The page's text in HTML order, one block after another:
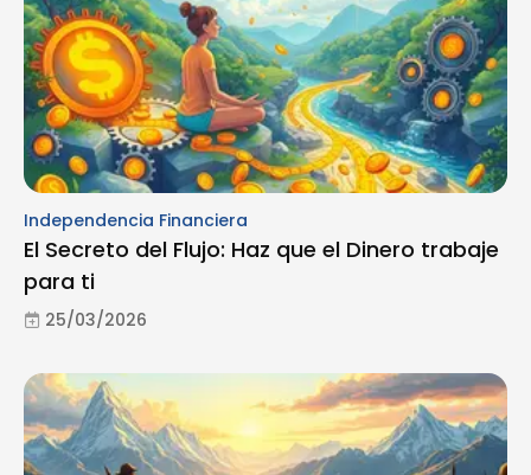
Independencia Financiera
El Secreto del Flujo: Haz que el Dinero trabaje
para ti
25/03/2026